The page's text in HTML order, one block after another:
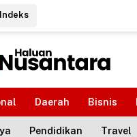
Indeks
Daerah Bisnis
Pendidikan Travel